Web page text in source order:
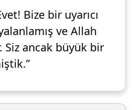
Bize bir uyarıcı
ve Allah
ancak büyük bir